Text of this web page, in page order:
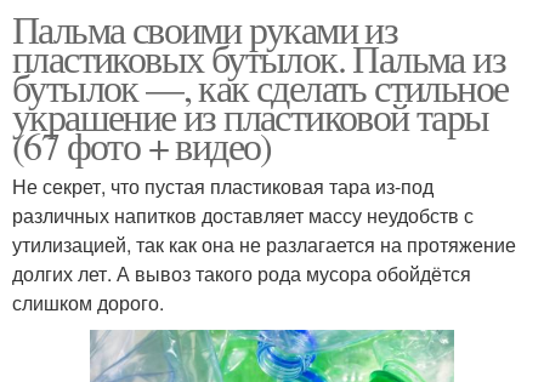
Пальма своими руками из
пластиковых бутылок. Пальма из
бутылок —, как сделать стильное
украшение из пластиковой тары
(67 фото + видео)
Не секрет, что пустая пластиковая тара из-под
различных напитков доставляет массу неудобств с
утилизацией, так как она не разлагается на протяжение
долгих лет. А вывоз такого рода мусора обойдётся
слишком дорого.